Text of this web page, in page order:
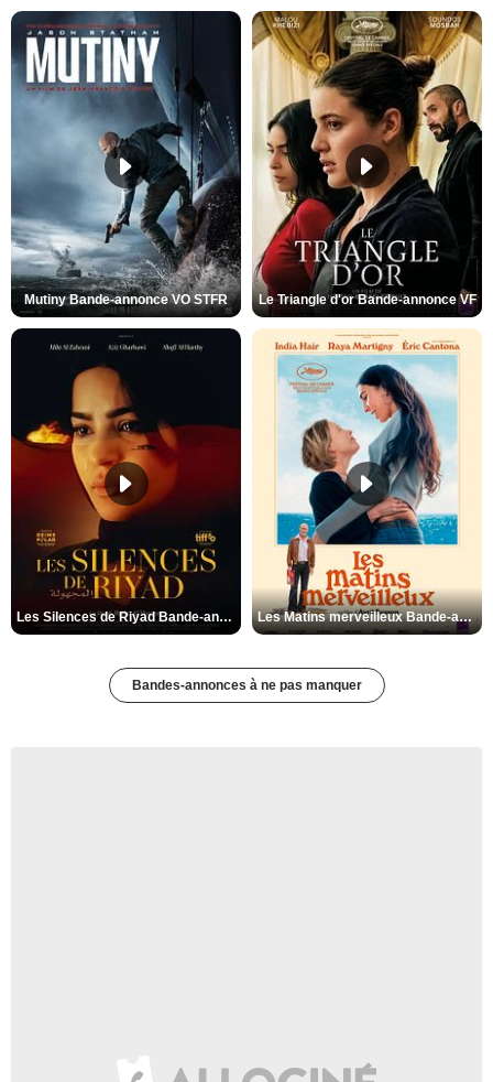
Mutiny Bande-annonce VO STFR Le Triangle d'or Bande-annonce VF
Les Silences de Riyad Bande-annonce VO STFR Les Matins merveilleux Bande-annonce VF
Bandes-annonces à ne pas manquer